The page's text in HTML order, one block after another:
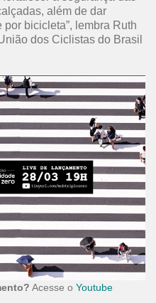
além de dar
bicicleta”, lembra Ruth
dos Ciclistas do Brasil
Acesse o Youtube